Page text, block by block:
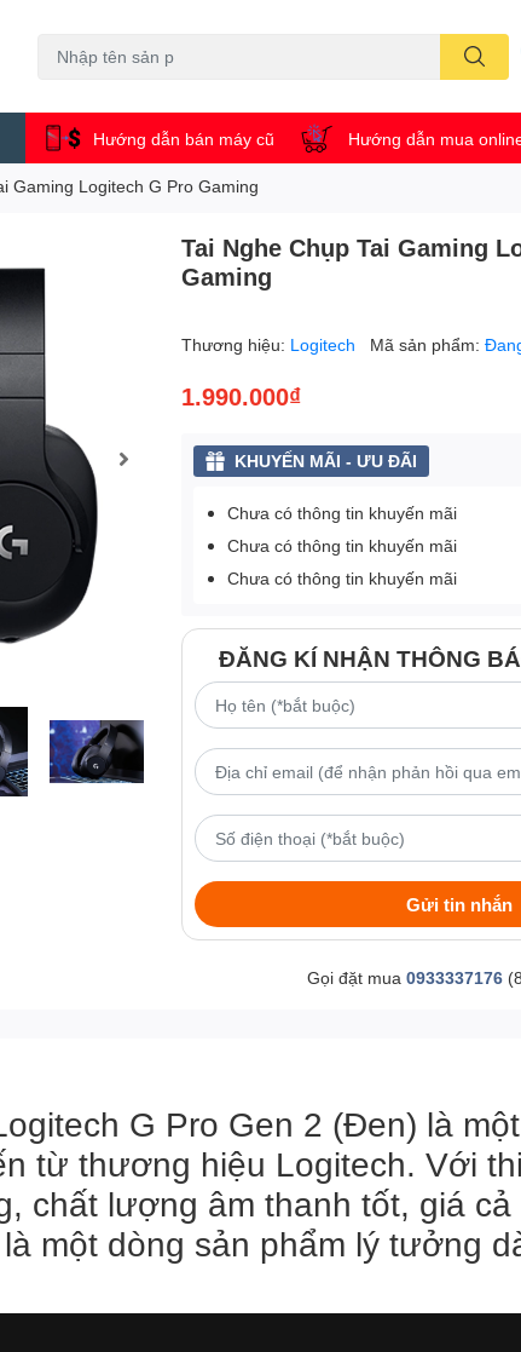
Hướng dẫn bán máy cũ Hướng dẫn mua
Gaming Logitech G Pro Gaming
Tai Nghe Chụp Tai Gaming
Gaming
Thương hiệu: Logitech Mã sản phẩm:
1.990.000₫
KHUYẾN MÃI - ƯU ĐÃI
Chưa có thông tin khuyến mãi
Chưa có thông tin khuyến mãi
Chưa có thông tin khuyến mãi
ĐĂNG KÍ NHẬN THÔNG
Gửi tin nhắn
Gọi đặt mua 0933337176
G Pro Gen 2 (Đen) là
từ thương hiệu Logitech. Với
chất lượng âm thanh tốt, giá
một dòng sản phẩm lý tưởng